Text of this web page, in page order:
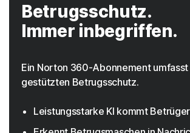
Betrugsschutz.
Immer inbegriffen.
Ein Norton 360-Abonnement umfasst
gestützten Betrugsschutz.
Leistungsstarke KI kommt